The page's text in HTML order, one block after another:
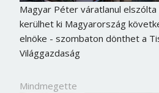
Magyar Péter váratlanul elszólta
kerülhet ki Magyarország
elnöke - szombaton dönthet a
Világgazdaság
Mindmegette